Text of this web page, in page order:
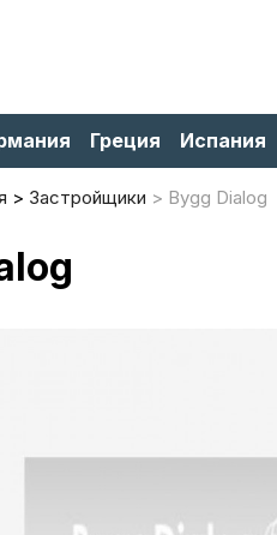
Греция Испания
Застройщики Bygg Dialog